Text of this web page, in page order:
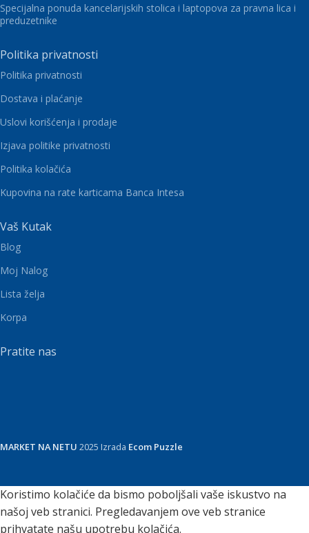
Specijalna ponuda kancelarijskih stolica i laptopova za pravna lica i
preduzetnike
Politika privatnosti
Politika privatnosti
Dostava i plaćanje
Uslovi korišćenja i prodaje
Izjava politike privatnosti
Politika kolačića
Kupovina na rate karticama Banca Intesa
Vaš Kutak
Blog
Moj Nalog
Lista želja
Korpa
Pratite nas
MARKET NA NETU 2025 Izrada Ecom Puzzle
Koristimo kolačiće da bismo poboljšali vaše iskustvo na
našoj veb stranici. Pregledavanjem ove veb stranice
prihvatate našu upotrebu kolačića.